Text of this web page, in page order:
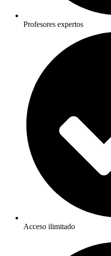
Profesores expertos
Acceso ilimitado